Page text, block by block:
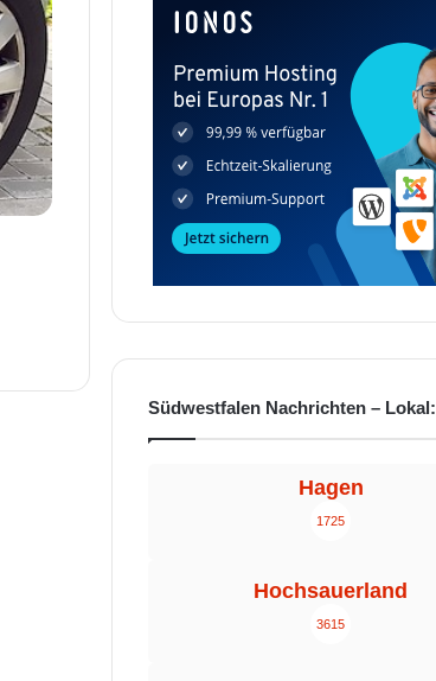
Südwestfalen Nachrichten – Lokal:
Hagen
1725
Hochsauerland
3615